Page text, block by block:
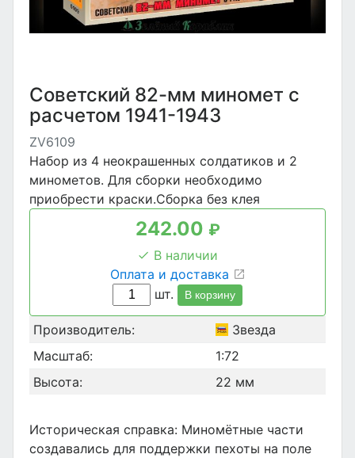
Советский 82-мм миномет с
расчетом 1941-1943
ZV6109
Набор из 4 неокрашенных солдатиков и 2
минометов. Для сборки необходимо
приобрести краски.Сборка без клея
242.00 ₽
В наличии
Оплата и доставка
шт.
В корзину
Производитель:
Звезда
Масштаб:
1:72
Высота:
22 мм
Историческая справка: Миномётные части
создавались для поддержки пехоты на поле